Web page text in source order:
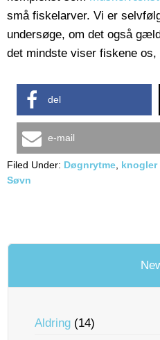
små fiskelarver. Vi er
undersøge, om det også
det mindste viser fiskene os,
del
e-mail
Filed Under: Døgnrytme knogler
Søvn
Aldring (14)